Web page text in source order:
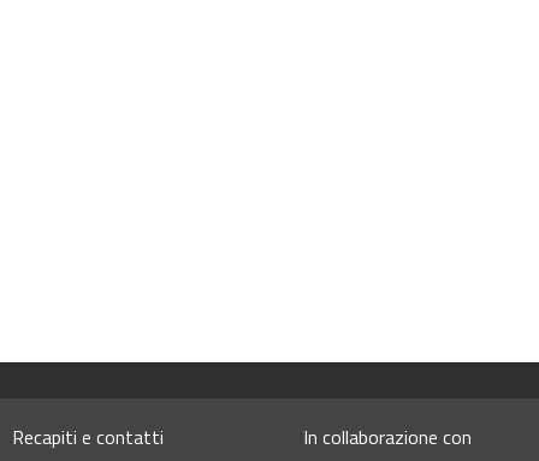
Recapiti e contatti In collaborazione con